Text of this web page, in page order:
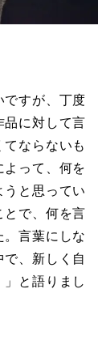
ですが、丁度
品に対して言
ならないも
って、何を
うと思ってい
とで、何を言
言葉にしな
、新しく自
と語りまし